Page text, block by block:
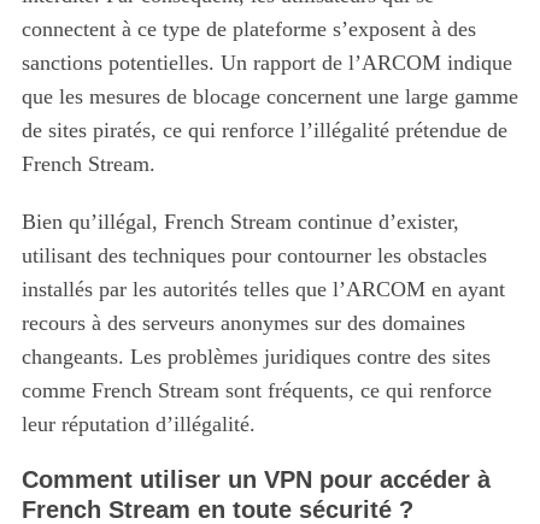
connectent à ce type de plateforme s’exposent à des
sanctions potentielles. Un rapport de l’ARCOM indique
que les mesures de blocage concernent une large gamme
de sites piratés, ce qui renforce l’illégalité prétendue de
French Stream.
Bien qu’illégal, French Stream continue d’exister,
utilisant des techniques pour contourner les obstacles
installés par les autorités telles que l’ARCOM en ayant
recours à des serveurs anonymes sur des domaines
changeants. Les problèmes juridiques contre des sites
comme French Stream sont fréquents, ce qui renforce
leur réputation d’illégalité.
Comment utiliser un VPN pour accéder à
French Stream en toute sécurité ?